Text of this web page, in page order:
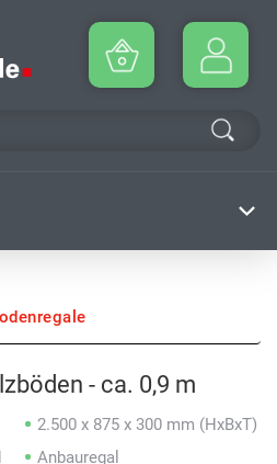
- ca. 0,9 m
2.500 x 875 x 300 mm (HxBxT)
Anbauregal